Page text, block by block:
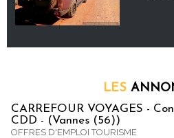
LES
CARREFOUR VOYAGES -
CDD - (Vannes (56))
OFFRES D'EMPLOI TOURISME